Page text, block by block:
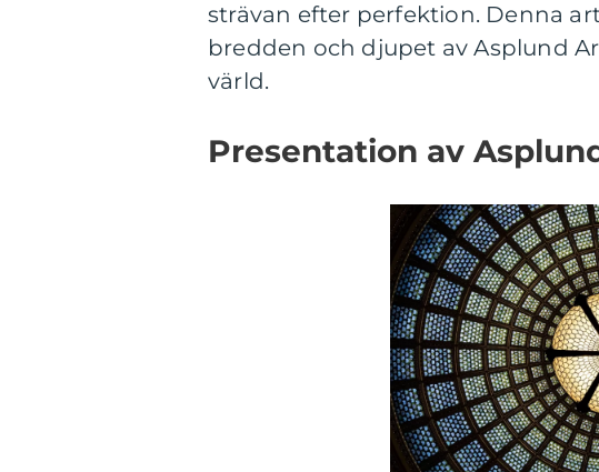
strävan efter perfektion. Denna
bredden och djupet av Asplund
värld.
Presentation av